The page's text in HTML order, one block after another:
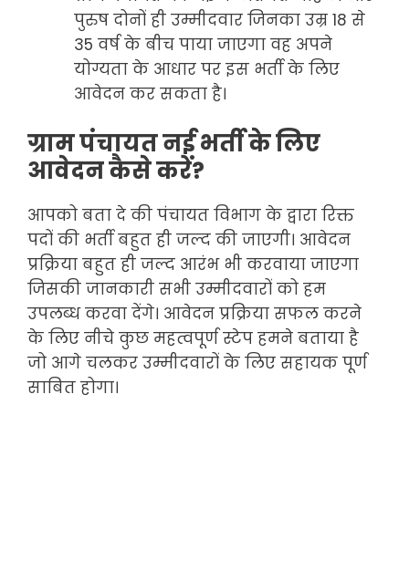
पुरुष दोनों ही उम्मीदवार जिनका उम्र 18 से
35 वर्ष के बीच पाया जाएगा वह अपने
योग्यता के आधार पर इस भर्ती के लिए
आवेदन कर सकता है।
ग्राम पंचायत नई भर्ती के लिए
आवेदन कैसे करें?
आपको बता दे की पंचायत विभाग के द्वारा रिक्त
पदों की भर्ती बहुत ही जल्द की जाएगी। आवेदन
प्रक्रिया बहुत ही जल्द आरंभ भी करवाया जाएगा
जिसकी जानकारी सभी उम्मीदवारों को हम
उपलब्ध करवा देंगे। आवेदन प्रक्रिया सफल करने
के लिए नीचे कुछ महत्वपूर्ण स्टेप हमने बताया है
जो आगे चलकर उम्मीदवारों के लिए सहायक पूर्ण
साबित होगा।